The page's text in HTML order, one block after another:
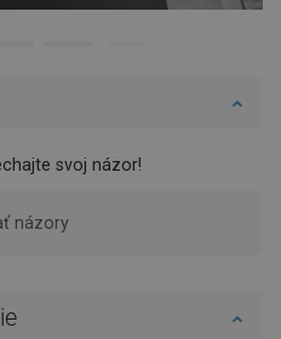
svoj názor!
názory